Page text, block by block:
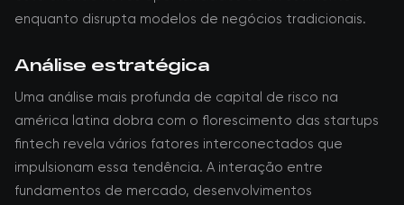
enquanto disrupta modelos de negócios tradicionais.
Análise estratégica
Uma análise mais profunda de capital de risco na
américa latina dobra com o florescimento das startups
fintech revela vários fatores interconectados que
impulsionam essa tendência. A interação entre
fundamentos de mercado, desenvolvimentos